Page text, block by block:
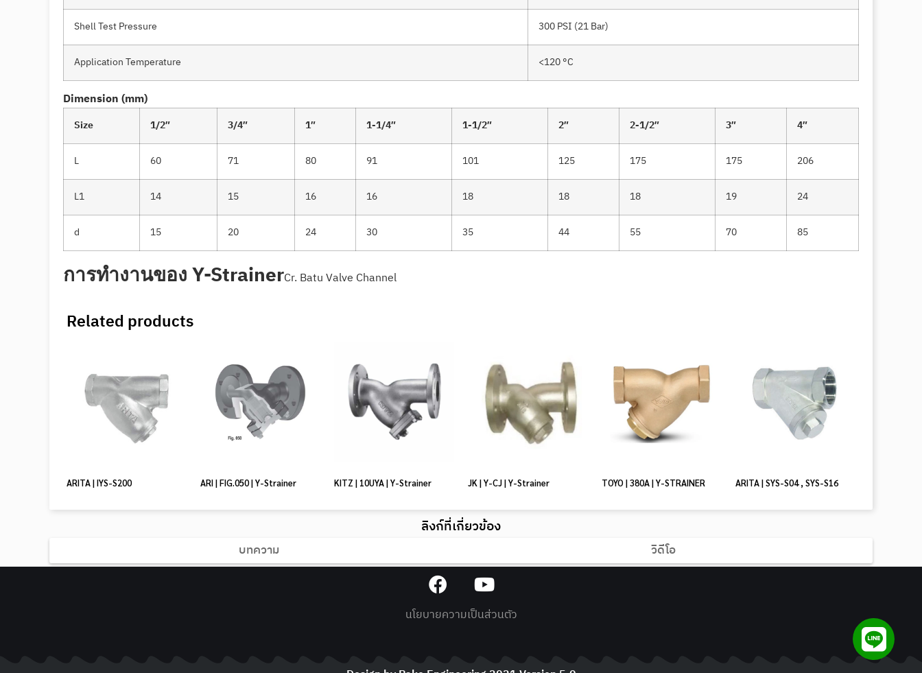
Shell Test Pressure 300 PSI (21 Bar)
Application Temperature <120 °C
Dimension (mm)
Size 1/2″ 3/4″ 1″ 1-1/4″ 1-1/2″ 2″ 2-1/2″ 3″ 4″
L 60 71 80 91 101 125 175 175 206
L1 14 15 16 16 18 18 18 19 24
d 15 20 24 30 35 44 55 70 85
การทำงานของ Y-StrainerCr. Batu Valve Channel
Related products
ARITA | IYS-S200 ARI | FIG.050 | Y-Strainer KITZ | 10UYA | Y-Strainer JK | Y-CJ | Y-Strainer TOYO | 380A | Y-STRAINER ARITA | SYS-S04 , SYS-S16
ลิงก์ที่เกี่ยวข้อง
บทความ วิดีโอ
นโยบายความเป็นส่วนตัว